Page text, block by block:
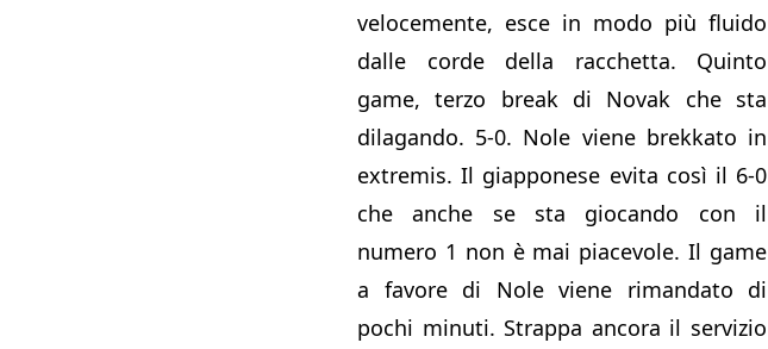
velocemente, esce in modo più fluido
dalle corde della racchetta. Quinto
game, terzo break di Novak che sta
dilagando. 5-0. Nole viene brekkato in
extremis. Il giapponese evita così il 6-0
che anche se sta giocando con il
numero 1 non è mai piacevole. Il game
a favore di Nole viene rimandato di
pochi minuti. Strappa ancora il servizio